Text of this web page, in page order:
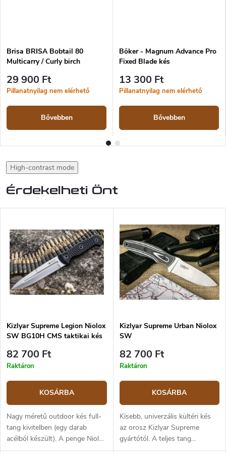
Brisa BRISA Bobtail 80
Multicarry / Curly birch
29 900 Ft
Pillanatnyilag nem elérhető
Bővebben
Böker - Magnum Advance Pro
Fixed Blade kés
13 300 Ft
Pillanatnyilag nem elérhető
Bővebben
High-contrast mode
Érdekelheti Önt
Kizlyar Supreme Legion Niolox
SW BG10H CMS taktikai kés
82 700 Ft
Raktáron
KOSÁRBA
Nagy méretű outdoor kés full-
tang kivitelben (egy darab
acélból készült). A penge Niolox
szerszámacélból készül, 61–62
Kizlyar Supreme Urban Niolox
SW
82 700 Ft
Raktáron
KOSÁRBA
Kisebb, univerzális kültéri kés
az orosz Kizlyar Supreme
gyártótól. A teljes tang
konstrukció biztosítja annak